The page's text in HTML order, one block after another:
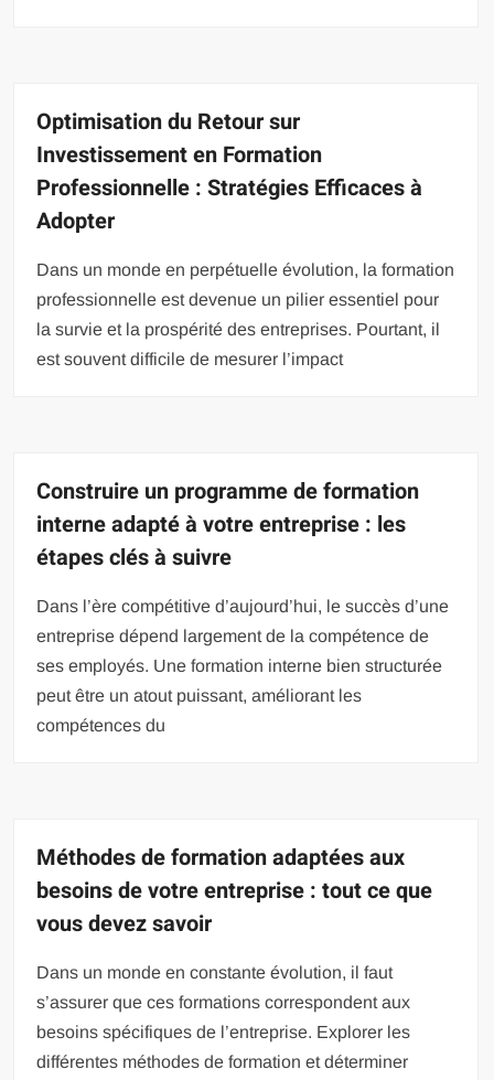
Optimisation du Retour sur
Investissement en Formation
Professionnelle : Stratégies Efficaces à
Adopter
Dans un monde en perpétuelle évolution, la formation
professionnelle est devenue un pilier essentiel pour
la survie et la prospérité des entreprises. Pourtant, il
est souvent difficile de mesurer l’impact
Construire un programme de formation
interne adapté à votre entreprise : les
étapes clés à suivre
Dans l’ère compétitive d’aujourd’hui, le succès d’une
entreprise dépend largement de la compétence de
ses employés. Une formation interne bien structurée
peut être un atout puissant, améliorant les
compétences du
Méthodes de formation adaptées aux
besoins de votre entreprise : tout ce que
vous devez savoir
Dans un monde en constante évolution, il faut
s’assurer que ces formations correspondent aux
besoins spécifiques de l’entreprise. Explorer les
différentes méthodes de formation et déterminer